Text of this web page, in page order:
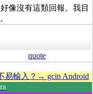
像沒有這類回報。我目
quote
易輸入？→ gcin Android